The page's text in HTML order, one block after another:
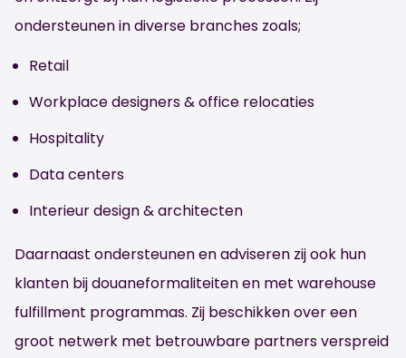
ondersteunen in diverse branches zoals;
Retail
Workplace designers & office relocaties
Hospitality
Data centers
Interieur design & architecten
Daarnaast ondersteunen en adviseren zij ook hun
klanten bij douaneformaliteiten en met warehouse
fulfillment programmas. Zij beschikken over een
groot netwerk met betrouwbare partners verspreid